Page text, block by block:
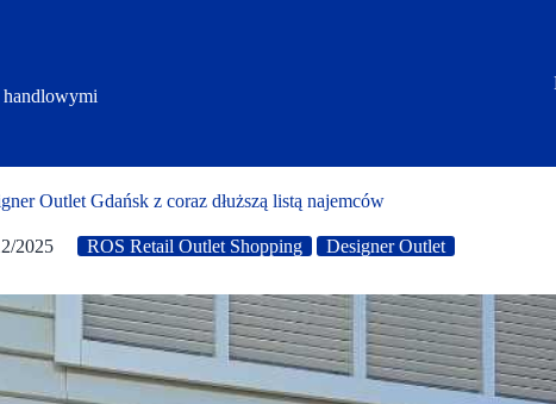
handlowymi
Outlet Gdańsk z coraz dłuższą listą najemców
2025 ROS Retail Outlet Shopping Designer Outlet